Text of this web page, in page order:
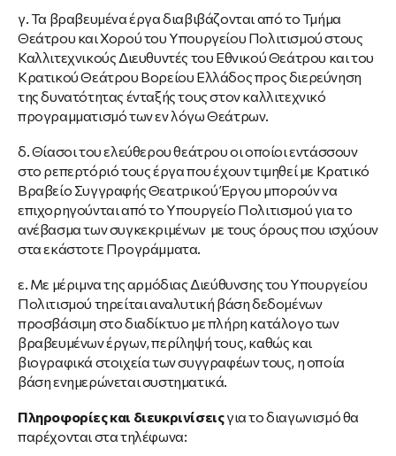
γ. Τα βραβευμένα έργα διαβιβάζονται από το Τμήμα
Θεάτρου και Χορού του Υπουργείου Πολιτισμού στους
Καλλιτεχνικούς Διευθυντές του Εθνικού Θεάτρου και του
Κρατικού Θεάτρου Βορείου Ελλάδος προς διερεύνηση
της δυνατότητας ένταξής τους στον καλλιτεχνικό
προγραμματισμό των εν λόγω Θεάτρων.
δ. Θίασοι του ελεύθερου θεάτρου οι οποίοι εντάσσουν
στο ρεπερτόριό τους έργα που έχουν τιμηθεί με Κρατικό
Βραβείο Συγγραφής Θεατρικού Έργου μπορούν να
επιχορηγούνται από το Υπουργείο Πολιτισμού για το
ανέβασμα των συγκεκριμένων με τους όρους που ισχύουν
στα εκάστοτε Προγράμματα.
ε. Με μέριμνα της αρμόδιας Διεύθυνσης του Υπουργείου
Πολιτισμού τηρείται αναλυτική βάση δεδομένων
προσβάσιμη στο διαδίκτυο με πλήρη κατάλογο των
βραβευμένων έργων, περίληψή τους, καθώς και
βιογραφικά στοιχεία των συγγραφέων τους, η οποία
βάση ενημερώνεται συστηματικά.
Πληροφορίες και διευκρινίσειςγια το διαγωνισμό θα
παρέχονται στα τηλέφωνα: